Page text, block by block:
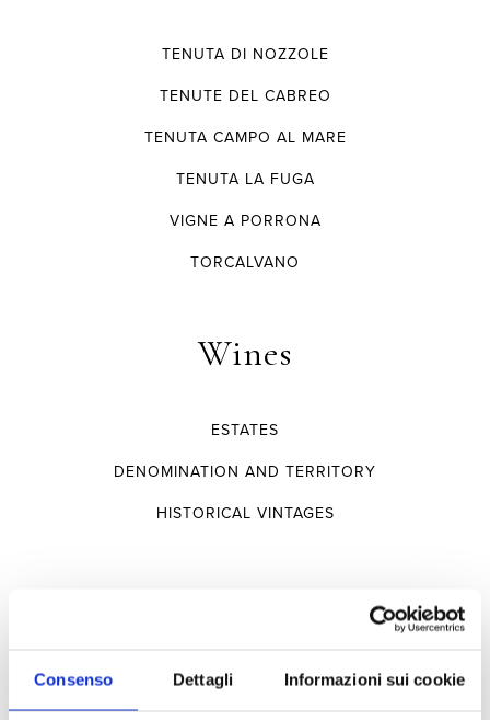
Consenso Dettagli Informazioni sui cookie
TENUTA DI NOZZOLE
TENUTE DEL CABREO
TENUTA CAMPO AL MARE
TENUTA LA FUGA
VIGNE A PORRONA
TORCALVANO
Wines
ESTATES
DENOMINATION AND TERRITORY
HISTORICAL VINTAGES
SELECTIONS